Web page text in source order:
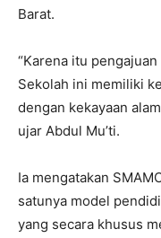
Barat.
“Karena itu
Sekolah ini memiliki
dengan kekayaan
ujar Abdul Mu’ti.
Ia mengatakan
satunya model
yang secara khusus